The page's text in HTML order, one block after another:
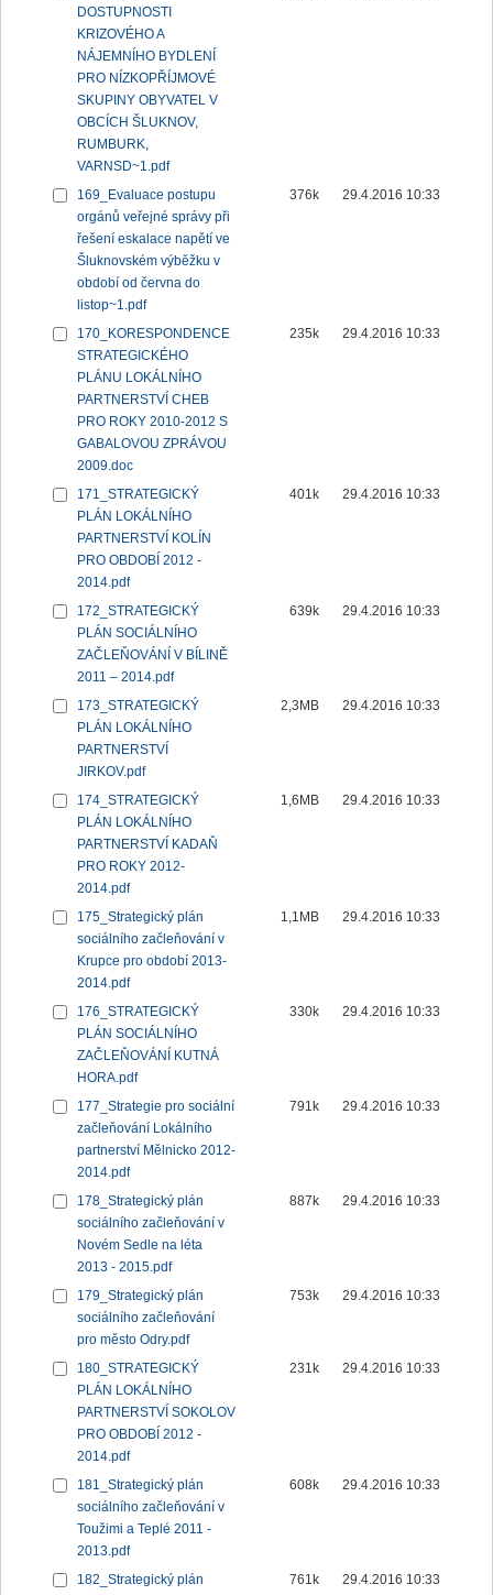
DOSTUPNOSTI
KRIZOVÉHO A
NÁJEMNÍHO BYDLENÍ
PRO NÍZKOPŘÍJMOVÉ
SKUPINY OBYVATEL V
OBCÍCH ŠLUKNOV,
RUMBURK,
VARNSD~1.pdf
169_Evaluace postupu
orgánů veřejné správy při
řešení eskalace napětí ve
Šluknovském výběžku v
období od června do
listop~1.pdf
376k 29.4.2016 10:33
170_KORESPONDENCE
STRATEGICKÉHO
PLÁNU LOKÁLNÍHO
PARTNERSTVÍ CHEB
PRO ROKY 2010-2012 S
GABALOVOU ZPRÁVOU
2009.doc
235k 29.4.2016 10:33
171_STRATEGICKÝ
PLÁN LOKÁLNÍHO
PARTNERSTVÍ KOLÍN
PRO OBDOBÍ 2012 -
2014.pdf
401k 29.4.2016 10:33
172_STRATEGICKÝ
PLÁN SOCIÁLNÍHO
ZAČLEŇOVÁNÍ V BÍLINĚ
2011 – 2014.pdf
639k 29.4.2016 10:33
173_STRATEGICKÝ
PLÁN LOKÁLNÍHO
PARTNERSTVÍ
JIRKOV.pdf
2,3MB 29.4.2016 10:33
174_STRATEGICKÝ
PLÁN LOKÁLNÍHO
PARTNERSTVÍ KADAŇ
PRO ROKY 2012-
2014.pdf
1,6MB 29.4.2016 10:33
175_Strategický plán
sociálního začleňování v
Krupce pro období 2013-
2014.pdf
1,1MB 29.4.2016 10:33
176_STRATEGICKÝ
PLÁN SOCIÁLNÍHO
ZAČLEŇOVÁNÍ KUTNÁ
HORA.pdf
330k 29.4.2016 10:33
177_Strategie pro sociální
začleňování Lokálního
partnerství Mělnicko 2012-
2014.pdf
791k 29.4.2016 10:33
178_Strategický plán
sociálního začleňování v
Novém Sedle na léta
2013 - 2015.pdf
887k 29.4.2016 10:33
179_Strategický plán
sociálního začleňování
pro město Odry.pdf
753k 29.4.2016 10:33
180_STRATEGICKÝ
PLÁN LOKÁLNÍHO
PARTNERSTVÍ SOKOLOV
PRO OBDOBÍ 2012 -
2014.pdf
231k 29.4.2016 10:33
181_Strategický plán
sociálního začleňování v
Toužimi a Teplé 2011 -
2013.pdf
608k 29.4.2016 10:33
182_Strategický plán
761k 29.4.2016 10:33